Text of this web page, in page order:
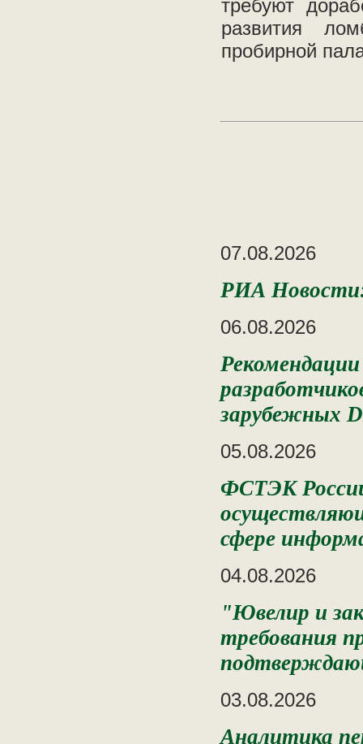
требуют
развития
пробирной
07.08.2026
РИА Новости:
06.08.2026
зарубежных
05.08.2026
ФСТЭК России
сфере
04.08.2026
"Ювелир и
требования
03.08.2026
Аналитика